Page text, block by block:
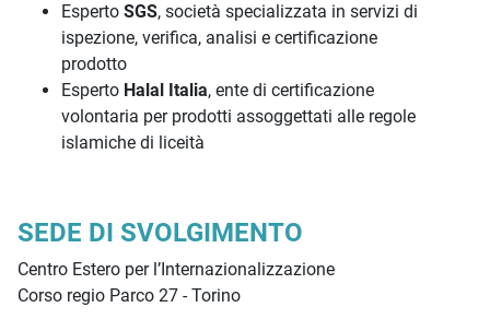
Esperto SGS, società specializzata in servizi di
ispezione, verifica, analisi e certificazione
prodotto
Esperto Halal Italia, ente di certificazione
volontaria per prodotti assoggettati alle regole
islamiche di liceità
SEDE DI SVOLGIMENTO
Centro Estero per l’Internazionalizzazione
Corso regio Parco 27 - Torino